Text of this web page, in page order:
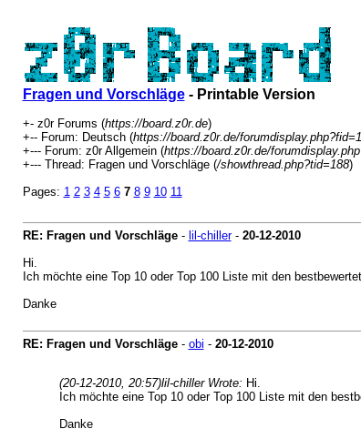
Fragen und Vorschläge- Printable Version
+- z0r Forums (https://board.z0r.de)
+-- Forum: Deutsch (https://board.z0r.de/forumdisplay.php?fid=1
+--- Forum: z0r Allgemein (https://board.z0r.de/
+--- Thread: Fragen und Vorschläge (/showthread.php?tid=188)
Pages: 1 2 3 4 5 6 7 8 9 10 11
RE: Fragen und Vorschläge- lil-chiller- 20-12-2010
Hi.
Ich möchte eine Top 10 oder Top 100 Liste mit den
Danke
RE: Fragen und Vorschläge- obi - 20-12-2010
(20-12-2010, 20:57)lil-chiller Wrote: Hi.
Ich möchte eine Top 10 oder Top 100 Liste mit den
Danke